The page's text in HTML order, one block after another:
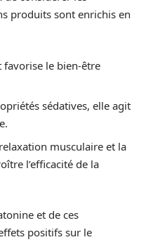
produits sont enrichis en
favorise le bien-être
sédatives, elle agit
musculaire et la
l’efficacité de la
et de ces
positifs sur le